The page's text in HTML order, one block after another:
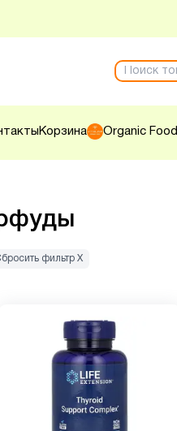
Корзина Organic Food
фильтр Х